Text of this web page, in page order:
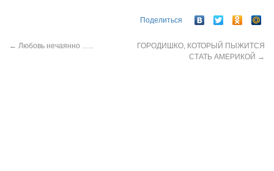
Поделиться
← Любовь нечаянно …..
ГОРОДИШКО, КОТОРЫЙ ПЫЖИТСЯ
СТАТЬ АМЕРИКОЙ →